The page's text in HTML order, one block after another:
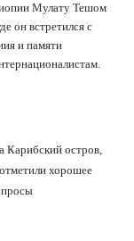
Мулату Тешом
он встретился с
и памяти
Карибский остров,
хорошее